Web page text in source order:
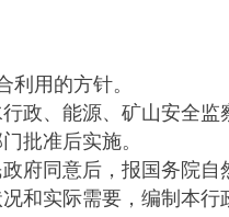
用的方针。
、能源、矿山安全监
批准后实施。
同意后，报国务院自
实际需要，编制本行